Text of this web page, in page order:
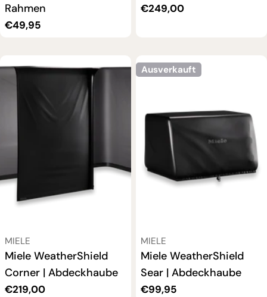
Rahmen
Regulärer
€49,95
Regulärer
€249,00
VERKÄUFER:
MIELE
Miele WeatherShield
Corner | Abdeckhaube
Regulärer
€219,00
Ausverkauft
VERKÄUFER:
MIELE
Miele WeatherShield
Sear | Abdeckhaube
Regulärer
€99,95